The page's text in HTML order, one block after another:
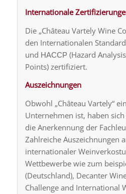
Internationale
Die „Château Vartely Wine
den Internationalen
und НАССР (Hazard
Points) zertifiziert.
Auszeichnungen
Obwohl „Château Vartely“
Unternehmen ist, haben
die Anerkennung der
Zahlreiche Auszeichnungen
internationaler
Wettbewerbe wie zum
(Deutschland), Decanter
Challenge and International